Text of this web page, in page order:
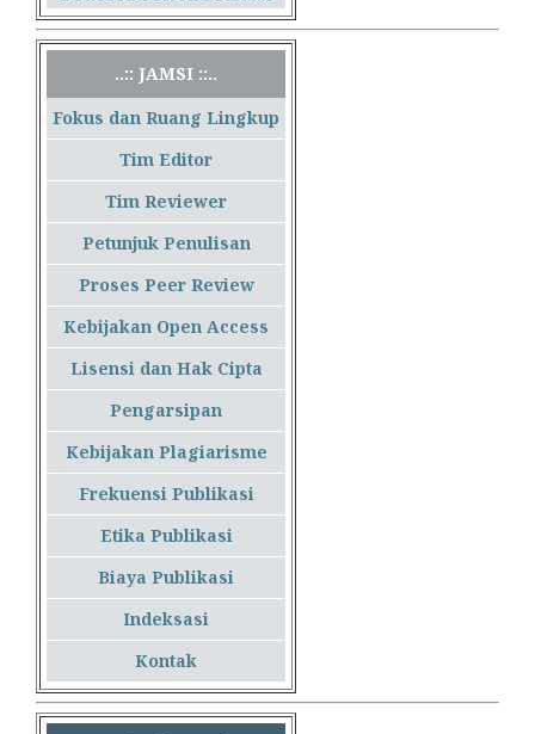
..:: JAMSI ::..
Fokus dan Ruang Lingkup
Tim Editor
Tim Reviewer
Petunjuk Penulisan
Proses Peer Review
Kebijakan Open Access
Lisensi dan Hak Cipta
Pengarsipan
Kebijakan Plagiarisme
Frekuensi Publikasi
Etika Publikasi
Biaya Publikasi
Indeksasi
Kontak